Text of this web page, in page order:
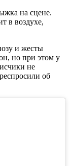
на сцене.
в воздухе,
и жесты
но при этом у
не
об